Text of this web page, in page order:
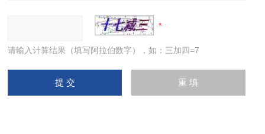
请输入计算结果（填写阿拉伯数字），如：三加四=7